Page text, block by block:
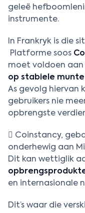
geleë
instrumente.
In Frankryk is die
Platforme soos
moet voldoen aan
op stabiele
As gevolg hiervan
gebruikers nie
opbrengste
 Coinstancy,
onderhewig aan
Dit kan wettiglik
en internasionale
Dit’s waar die